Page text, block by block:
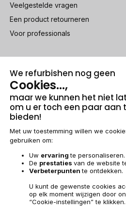
Veelgestelde vragen
Een product retourneren
Voor professionals
100% beveiligde betaling
Wettelijke vermeldingen & AG
Algemene verkoopvoorwaarden
Toegankelijkheid
© 2009-2026 RECOMMERCE -